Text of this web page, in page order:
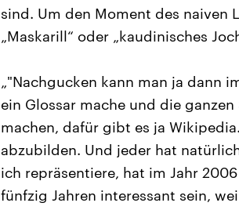
sind. Um den Moment des naiven
„Maskarill“ oder „kaudinisches
„"Nachgucken kann man ja dann
ein Glossar mache und die
machen, dafür gibt es ja
abzubilden. Und jeder hat
ich repräsentiere, hat im Jahr
fünfzig Jahren interessant sein,